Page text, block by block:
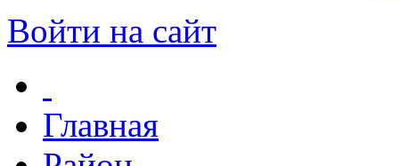
Войти на сайт
Главная